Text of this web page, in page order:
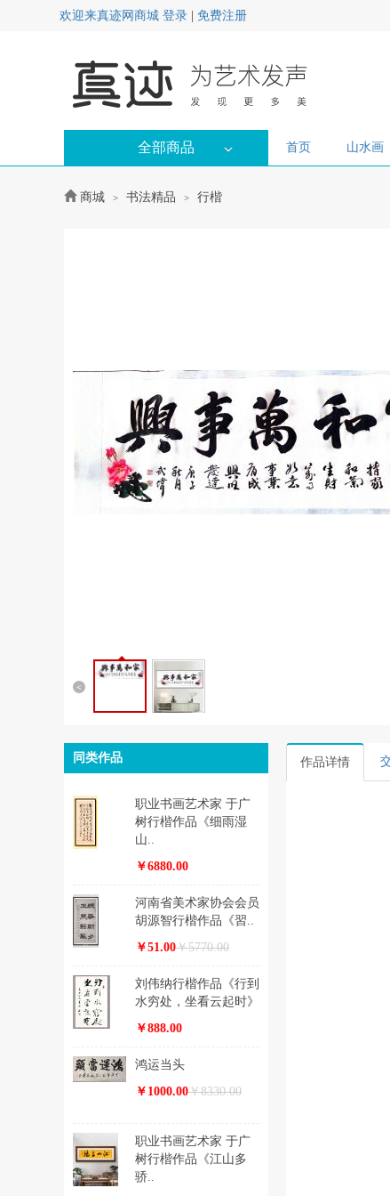
欢迎来真迹网商城 登录 免费注册
全部商品 首页 山水画
商城 > 书法精品 > 行楷
<
同类作品
职业书画艺术家 于广
树行楷作品《细雨湿
山..
￥6880.00
河南省美术家协会会员
胡源智行楷作品《習..
￥51.00￥5770.00
刘伟纳行楷作品《行到
水穷处，坐看云起时》
￥888.00
鸿运当头
￥1000.00￥8330.00
职业书画艺术家 于广
树行楷作品《江山多
骄..
作品详情